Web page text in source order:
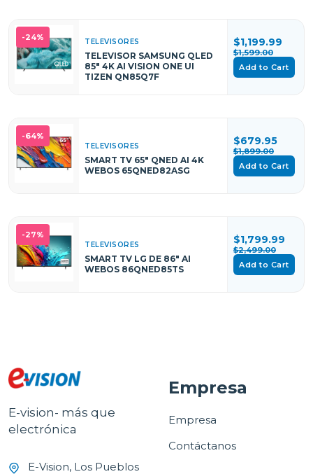
-24% TELEVISORES
TELEVISOR SAMSUNG QLED
85" 4K AI VISION ONE UI
TIZEN QN85Q7F
$1,199.99
$1,599.00
Add to Cart
-64%
TELEVISORES
SMART TV 65" QNED AI 4K
WEBOS 65QNED82ASG
$679.95
$1,899.00
Add to Cart
-27%
TELEVISORES
SMART TV LG DE 86" AI
WEBOS 86QNED85TS
$1,799.99
$2,499.00
Add to Cart
E-vision- más que
electrónica
E-Vision, Los Pueblos
Empresa
Empresa
Contáctanos